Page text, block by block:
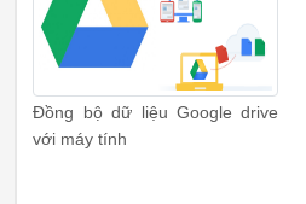
Đồng bộ dữ liệu Google drive
với máy tính